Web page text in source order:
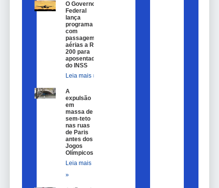
O Governo
Federal
lança
programa
com
passagem
aérias a R$
200 para
aposentados
do INSS
Leia mais »
A
expulsão
em
massa de
sem-teto
nas ruas
de Paris
antes dos
Jogos
Olímpicos
Leia mais
»